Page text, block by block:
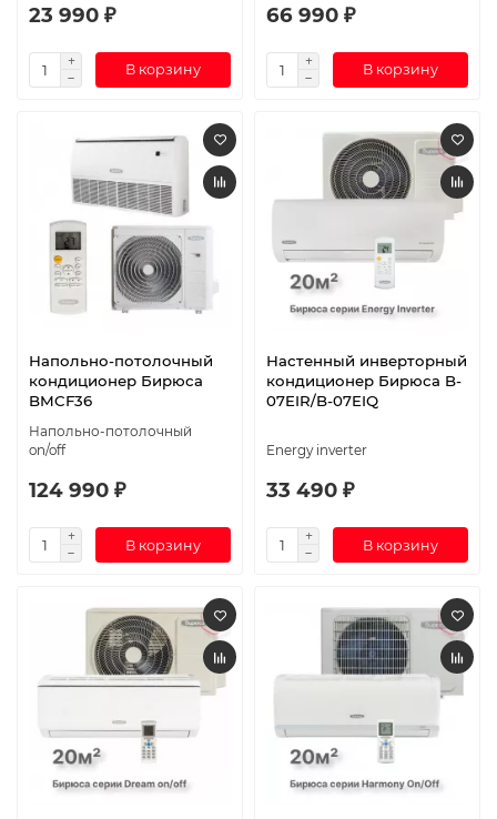
23 990 ₽
В корзину
66 990 ₽
В корзину
Напольно-потолочный
кондиционер Бирюса
BMCF36
Напольно-потолочный
on/off
124 990 ₽
В корзину
Настенный инверторный
кондиционер Бирюса B-
07EIR/B-07EIQ
Energy inverter
33 490 ₽
В корзину